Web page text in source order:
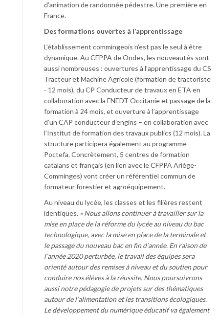
d’animation de randonnée pédestre. Une première en
France.
Des formations ouvertes à l’apprentissage
L’établissement commingeois n’est pas le seul à être
dynamique. Au CFPPA de Ondes, les nouveautés sont
aussi nombreuses : ouvertures à l’apprentissage du CS
Tracteur et Machine Agricole (formation de tractoriste
- 12 mois), du CP Conducteur de travaux en ETA en
collaboration avec la FNEDT Occitanie et passage de la
formation à 24 mois, et ouverture à l’apprentissage
d’un CAP conducteur d’engins – en collaboration avec
l’Institut de formation des travaux publics (12 mois). La
structure participera également au programme
Poctefa. Concrètement, 5 centres de formation
catalans et français (en lien avec le CFPPA Ariège-
Comminges) vont créer un référentiel commun de
formateur forestier et agroéquipement.
Au niveau du lycée, les classes et les filières restent
identiques. « Nous allons continuer à travailler sur la
mise en place de la réforme du lycée au niveau du bac
technologique, avec la mise en place de la terminale et
le passage du nouveau bac en fin d’année. En raison de
l’année 2020 perturbée, le travail des équipes sera
orienté autour des remises à niveau et du soutien pour
conduire nos élèves à la réussite. Nous poursuivrons
aussi notre pédagogie de projets sur des thématiques
autour de l’alimentation et les transitions écologiques.
Le développement du numérique éducatif va également